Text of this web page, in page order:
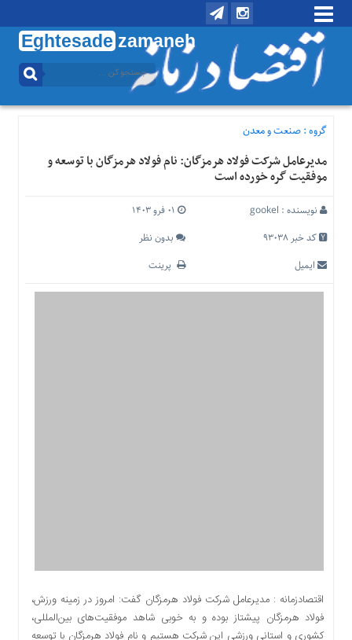
Eghtesade zamaneh
منوی
تماس
درباره
منوی
خانه
اقتصادی
اجتماعی
معدن
نفت
انرژی
گروه :صنعت و معدن
مدیرعامل شرکت فولاد هرمزگان: نام فولاد هرمزگان با توسعه و
موفقیت گره خورده است
نویسنده : gookel
کد خبر 93038
بدون نظر
ایمیل
پرینت
اقتصادزمانه : مدیرعامل شرکت فولاد هرمزگان گفت: امروز در زمینه ورزش،
فولاد هرمزگان پیشتاز بوده و به خوبی شاهد موفقیت‌های بین‌المللی،
کشوری و استانی ورزشی این شرکت هستیم و نام فولاد هرمزگان با توسعه